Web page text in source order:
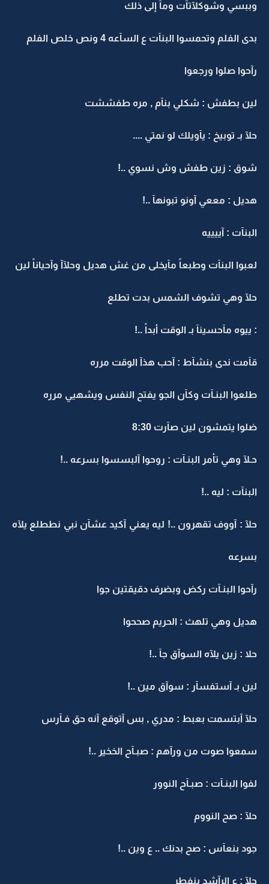
وببسي وشوكلآتآت ومآ إلى ذلك
بدى الفلم وتحمسوا البنآت ع السآعه 4 ونص خلص الفلم
رآحوا صلوا ورجعوا
لين بطفش : شكلي بنآم , مره طفششت
حلآ بـ توبيخ : يآويلك لو نمتي ....
شوق : زين طفش وش نسوي ..!
هديل : مععي آونو تبونهآ ..!
البنآت : آييييه
لعبوا البنآت وطبعاً مآيخلى من غش هديل وحلآآ وآحياناً لين
حلآ وهي تشوف الشمس بدت تطلع
: ييوه مآحسينآ بـ الوقت أبداً ..!
قآمت ندى بنشآط : آحب هذآ الوقت مرره
طلعوا البنـآت وكآن الجو يفتح النفس ويشهيي مرره
ضلوا يتمشون لين صآرت 8:30
حـلآ وهي تأمر البنـآت : روحوا آلبسسوا بسرعه ..!
البنآت : ليه ..!
حلآ : آووف تقهرون ..! ليه يعني آكيد عشآن نبي نططلع يلآه
بسرعه
رآحوا البنـآت ركض وبضرف دقيقتين جوا
هديل وهي تلهث : الحريم صححوا
حلا : زين يلآه السوآق جآ ..!
لين بـ آستفسآر : سوآق مين ..!
حلآ آبتسمت بعبط : مدري , بس آتوقع آنه حق فـآرس
سمعوا صوت من ورآهم : صبـآح الخخير ..!
لفوا البنـآت : صبـآح النوور
حلآ : صح النووم
جود بنعآس : صح بدنك .. ع وين ..!
حلآ : ع الرآشد بنفطر